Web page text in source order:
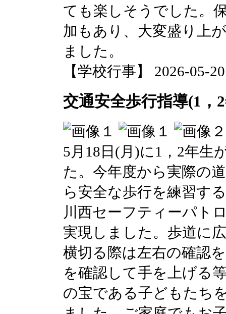
ても楽しそうでした。
加もあり、大変盛り上
ました。
【学校行事】 2026-05-
交通安全歩行指導(1，
5月18日(月)に1，2年生
た。今年度から実際の
ら安全な歩行を練習す
川西セーフティーパト
実現しました。歩道に
横切る際は左右の確認
を確認して手を上げる
の宝である子どもたち